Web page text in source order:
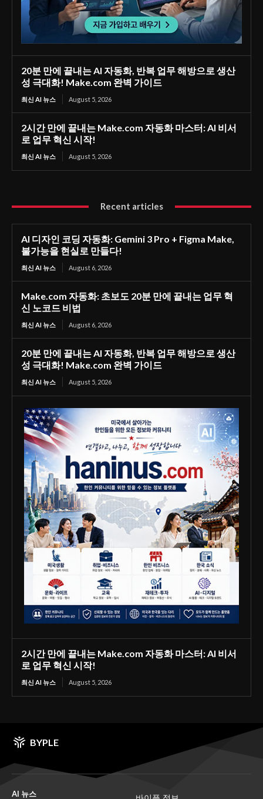
20분 만에 끝내는 AI 자동화, 반복 업무 해방으로 생산
성 극대화! Make.com 완벽 가이드
최신 AI 뉴스 August 5, 2026
2시간 만에 끝내는 Make.com 자동화 마스터: AI 비서
로 업무 혁신 시작!
최신 AI 뉴스 August 5, 2026
Recent articles
AI 디자인 코딩 자동화: Gemini 3 Pro + Figma Make,
불가능을 현실로 만들다!
최신 AI 뉴스 August 6, 2026
Make.com 자동화: 초보도 20분 만에 끝내는 업무 혁
신 노코드 비법
최신 AI 뉴스 August 6, 2026
20분 만에 끝내는 AI 자동화, 반복 업무 해방으로 생산
성 극대화! Make.com 완벽 가이드
최신 AI 뉴스 August 5, 2026
2시간 만에 끝내는 Make.com 자동화 마스터: AI 비서
로 업무 혁신 시작!
최신 AI 뉴스 August 5, 2026
BYPLE
AI 뉴스